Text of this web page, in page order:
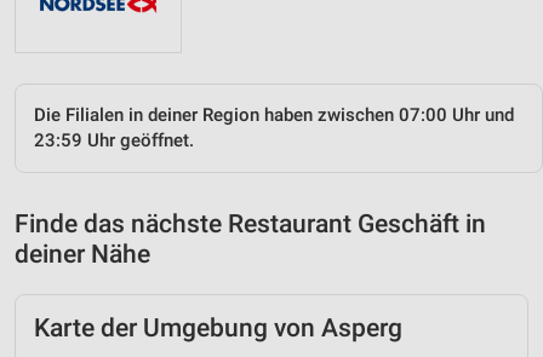
Die Filialen in deiner Region haben zwischen 07:00 Uhr und
23:59 Uhr geöffnet.
Finde das nächste Restaurant Geschäft in
deiner Nähe
Karte der Umgebung von Asperg